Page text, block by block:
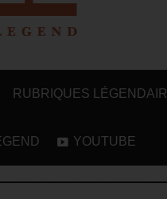
RUBRIQUES
YOUTUBE